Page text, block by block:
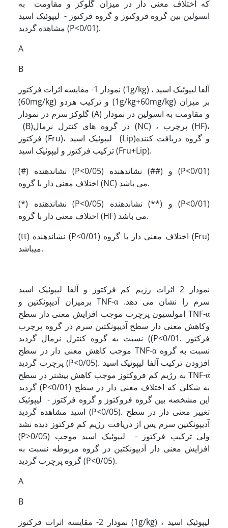
که اختلاف معنی دار در میزان گلوکز و مقاومت به
انسولین بین گروه فروکتوز و گروه فرکتوز - لیپوئیک اسید
مشاهده گردید (P<0/01).
A
B
نمودار 1- مقایسه اثرات فرکتوز (1g/kg) ، آلفا لیپوئیک اسید
(60mg/kg) و ترکیب هردو (1g/kg+60mg/kg) بر میزان
گلوکز سرم در نمودار (A) و مقاومت به انسولین در نمودار
(B)در گروه های کنترل نرمال (NC) ، پرچرب (HF)،
فرکتوز (Fru)، لیپوئیک اسید (Lip)و گروه دریافت کننده
ترکیب فرکتور و لیپوئیک اسید (Fru+Lip).
(#) نشاندهنده (P<0/05) و (##) نشاندهنده (P<0/01)
اختلاف معنی دار با گروه (NC) می باشد.
(*) نشاندهنده (P<0/05) و (**) نشاندهنده (P<0/01)
اختلاف معنی دار با گروه (HF) می باشد.
(tt) نشاندهنده (P<0/01) اختلاف معنی دار با گروه (Fru)
می‍باشد.
نمودار 2 اثرات رژیم کم فرکتوز و آلفا لیپوئیک اسید
برمیزان آدیپونکتین و TNF-α سرم را نشان می دهد.
امولسیون پرچرب موجب افزایش معنی دار سطح TNF-α
وکاهش معنی دار سطح آدیپونکتین سرم در گروه پرچرب
نسبت به گروه کنترل نرمال گردید ((P<0/01. فرکتوز
موجب کاهش معنی دار در سطح TNF-α نسبت به گروه
پرچرب گردید (P<0/05). افزودن ترکیب آلفا لیپوئیک اسید
به رژیم کم فروکتوز موجب کاهش بیشتر در سطح TNF-α
گردید (P<0/01) به شکلی که اختلاف معنی دار در سطح
این مشخصه بین گروه فروکتوز و گروه فرکتوز - لیپوئیک
اسید مشاهده گردید (P<0/05). تغییر معنی دار در سطح
آدیپونکتین سرم پس از دریافت رژیم کم فرکتوز دیده نشد
(P>0/05) ولی ترکیب فرکتوز - لیپوئیک اسید موجب
افزایش معنی دار آدیپونکتین در گروه مربوطه نسبت به
گروه پرچرب گردید (P<0/05).
A
B
نمودار 2- مقایسه اثرات فرکتوز (1g/kg) ، لیپوئیک اسید